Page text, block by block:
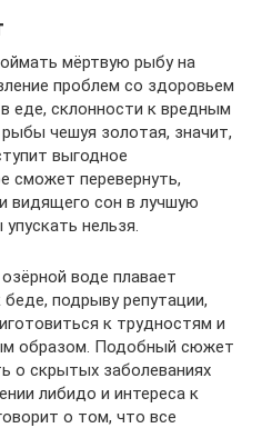
мёртвую рыбу на
проблем со здоровьем
еде, склонности к вредным
чешуя золотая, значит,
выгодное
сможет перевернуть,
видящего сон в лучшую
нельзя.
воде плавает
подрыву репутации,
к трудностям и
образом. Подобный сюжет
о скрытых заболеваниях
либидо и интереса к
о том, что все